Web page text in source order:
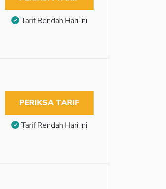
Tarif Rendah Hari Ini
PERIKSA TARIF
Tarif Rendah Hari Ini